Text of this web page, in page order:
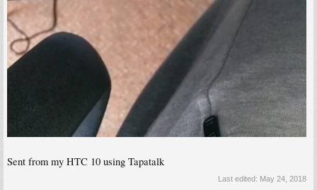
Sent from my HTC 10 using Tapatalk
Last edited: May 24, 2018